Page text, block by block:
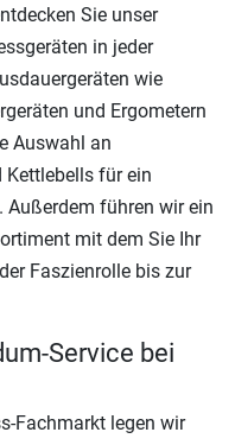
Sie unser
in jeder
wie
und Ergometern
Auswahl an
für ein
führen wir ein
mit dem Sie Ihr
Faszienrolle bis zur
Service bei
Fachmarkt legen wir